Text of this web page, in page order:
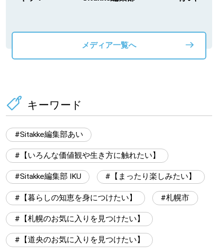
メディア一覧へ
キーワード
Sitakke編集部あい
【いろんな価値観や生き方に触れたい】
Sitakke編集部 IKU 【まったり楽しみたい】
【暮らしの知恵を身につけたい】 札幌市
【札幌のお気に入りを見つけたい】
【道央のお気に入りを見つけたい】